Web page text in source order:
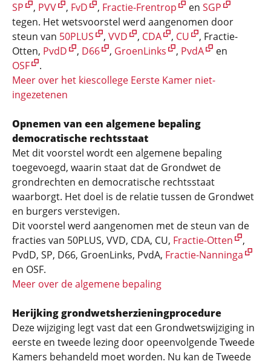
SP
, PVV , FvD , Fractie-Frentrop en SGP
tegen. Het wetsvoorstel werd aangenomen door
steun van 50PLUS , VVD , CDA , CU
, Fractie-
Otten, PvdD , D66 , GroenLinks , PvdA
en
OSF
.
Meer over het kiescollege Eerste Kamer niet-
ingezetenen
Opnemen van een algemene bepaling
democratische rechtsstaat
Met dit voorstel wordt een algemene bepaling
toegevoegd, waarin staat dat de Grondwet de
grondrechten en democratische rechtsstaat
waarborgt. Het doel is de relatie tussen de Grondwet
en burgers verstevigen.
Dit voorstel werd aangenomen met de steun van de
fracties van 50PLUS, VVD, CDA, CU, Fractie-Otten
,
PvdD, SP, D66, GroenLinks, PvdA, Fractie-Nanninga
en OSF.
Meer over de algemene bepaling
Herijking grondwetsherzieningprocedure
Deze wijziging legt vast dat een Grondwetswijziging in
eerste en tweede lezing door opeenvolgende Tweede
Kamers behandeld moet worden. Nu kan de Tweede